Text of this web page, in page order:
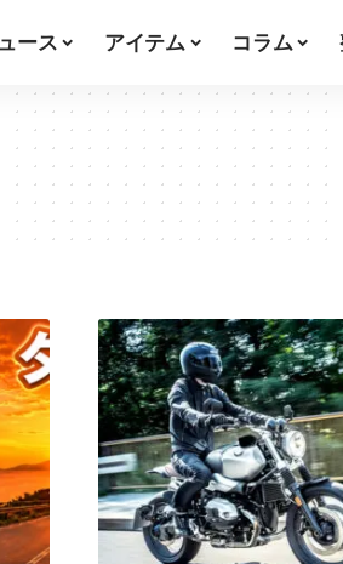
ース アイテム コラム